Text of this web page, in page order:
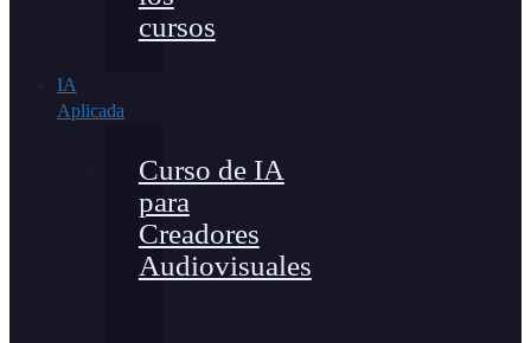
cursos
IA
Aplicada
Curso de IA
para
Creadores
Audiovisuales